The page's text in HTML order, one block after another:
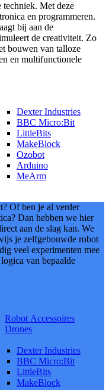
Met deze
en programmeren.
bij aan de
de creativiteit. Zo
bouwen van talloze
en multifunctionele
Dexter Industries
BBC Micro:Bit
LittleBits
MakeBlock
Ozobot
Arduino
MeArm
Of ben je al verder
Dan hebben we hier
aan de slag kan. We
je zelfgebouwde robot
veel experimenten mee
van bepaalde
Robot Accessoires
Drones
Dexter Industries
BBC Micro:Bit
LittleBits
MakeBlock